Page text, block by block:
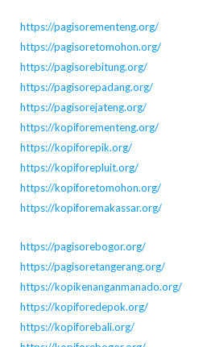
https://pagisorementeng.org/
https://pagisoretomohon.org/
https://pagisorebitung.org/
https://pagisorepadang.org/
https://pagisorejateng.org/
https://kopiforementeng.org/
https://kopiforepik.org/
https://kopiforepluit.org/
https://kopiforetomohon.org/
https://kopiforemakassar.org/
https://pagisorebogor.org/
https://pagisoretangerang.org/
https://kopikenanganmanado.org/
https://kopiforedepok.org/
https://kopiforebali.org/